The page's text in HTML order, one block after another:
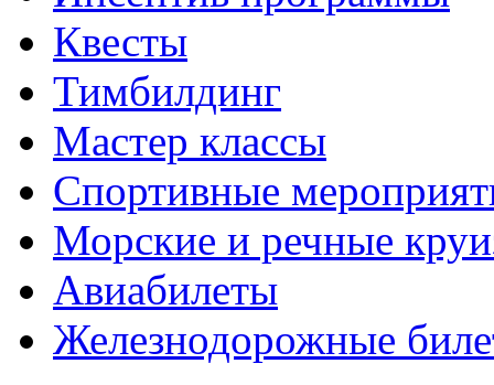
Квесты
Тимбилдинг
Мастер классы
Спортивные
Морские и речные
Авиабилеты
Железнодорожные